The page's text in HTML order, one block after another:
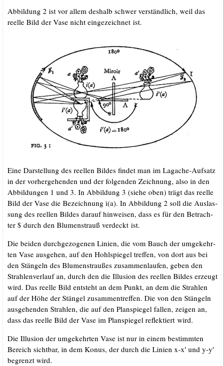
Abbil­dung 2 ist vor allem des­halb schwer ver­ständ­lich, weil das
reel­le Bild der Vase nicht ein­ge­zeich­net ist.
Eine Dar­stel­lung des reel­len Bil­des fin­det man im Lag­a­che-Auf­satz
in der vor­her­ge­hen­den und der fol­gen­den Zeich­nung, also in den
Abbil­dun­gen 1 und 3. In Abbil­dung 3 (sie­he oben) trägt das reel­le
Bild der Vase die Bezeich­nung i(a). In Abbil­dung 2 soll die Aus­las­
sung des reel­len Bil­des dar­auf hin­wei­sen, dass es für den Betrach­
ter $ durch den Blu­men­strauß ver­deckt ist.
Die bei­den durch­ge­zo­ge­nen Lini­en, die vom Bauch der umge­kehr­
ten Vase aus­ge­hen, auf den Hohl­spie­gel tref­fen, von dort aus bei
den Stän­geln des Blu­men­strau­ßes zusam­men­lau­fen, geben den
Strah­len­ver­lauf an, durch den die Illu­si­on des reel­len Bil­des erzeugt
wird. Das reel­le Bild ent­steht an dem Punkt, an dem die Strah­len
auf der Höhe der Stän­gel zusam­men­tref­fen. Die von den Stän­geln
aus­ge­hen­den Strah­len, die auf den Plan­spie­gel fal­len, zei­gen an,
dass das reel­le Bild der Vase im Plan­spie­gel reflek­tiert wird.
Die Illu­si­on der umge­kehr­ten Vase ist nur in einem bestimm­ten
Bereich sicht­bar, in dem Konus, der durch die Lini­en x-x′ und y-y′
begrenzt wird.